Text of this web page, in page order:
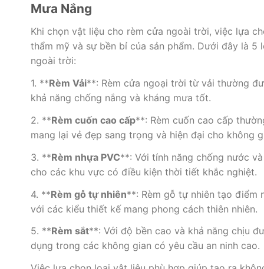
Mưa Nắng
Khi chọn vật liệu cho rèm cửa ngoài trời, việc lựa
thẩm mỹ và sự bền bỉ của sản phẩm. Dưới đây là
ngoài trời:
1. **Rèm Vải**: Rèm cửa ngoại trời từ vải thường
khả năng chống nắng và kháng mưa tốt.
2. **Rèm cuốn cao cấp**: Rèm cuốn cao cấp
mang lại vẻ đẹp sang trọng và hiện đại cho không
3. **Rèm nhựa PVC**: Với tính năng chống nước
cho các khu vực có điều kiện thời tiết khắc nghiệt.
4. **Rèm gỗ tự nhiên**: Rèm gỗ tự nhiên tạo điểm
với các kiểu thiết kế mang phong cách thiên nhiên.
5. **Rèm sắt**: Với độ bền cao và khả năng chịu
dụng trong các không gian có yêu cầu an ninh cao.